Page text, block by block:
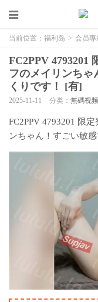
当前位置： 福利岛 > 会员專
FC2PPV 4793201
フのメイリンちゃ
くりです！ [有]
2025-11-11 分类： 無碼视频
FC2PPV 4793201 限
ンちゃん！すごい敏